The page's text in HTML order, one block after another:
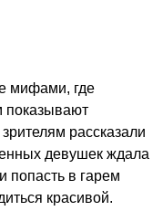
мифами, где
показывают
рассказали
девушек ждала
попасть в гарем
красивой.